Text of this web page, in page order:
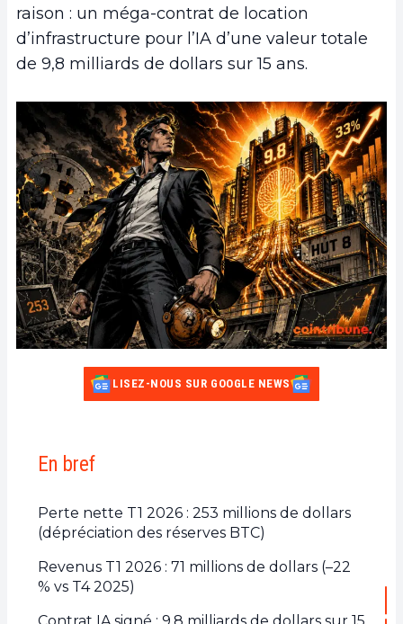
raison : un méga-contrat de location
d’infrastructure pour l’IA d’une valeur totale
de 9,8 milliards de dollars sur 15 ans.
LISEZ-NOUS SUR GOOGLE NEWS
En bref
Perte nette T1 2026 : 253 millions de dollars
(dépréciation des réserves BTC)
Revenus T1 2026 : 71 millions de dollars (–22
% vs T4 2025)